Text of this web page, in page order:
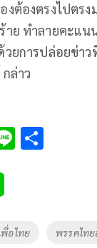
งต้องตรงไปตร
าย ทำลายคะแ
วยการปล่อยข่า
ล่าว
Li
อไทย พรรคไทย